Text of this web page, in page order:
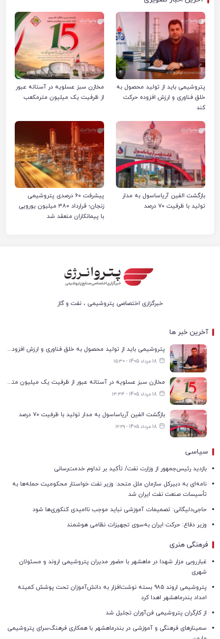
پتروشیمی باید از تولید محصول به
خلق فناوری و ارزش افزوده حرکت
کند
مخازن سبز عسلویه در آستانه عبور
از ظرفیت یک میلیون مترمکعب
بازگشت الفین آریاساسول به مدار
تولید با ظرفیت ۷۰ درصد
پیشرفت ۶۰ درصدی پتروشیمی
زنجان؛ قرارداد ۳۸۰ میلیون یورویی
با پیمانکاران منعقد شد
خبرگزاری اختصاصی پتروشیمی ، نفت و گاز
آخرین خبر ها
پتروشیمی باید از تولید محصول به خلق فناوری و ارزش افزوده حرکت کند
18 مرداد 1405 - ۱۵:۳۰
مخازن سبز عسلویه در آستانه عبور از ظرفیت یک میلیون مترمکعب
18 مرداد 1405 - ۱۳:۳۴
بازگشت الفین آریاساسول به مدار تولید با ظرفیت ۷۰ درصد
18 مرداد 1405 - ۱۲:۲۹
سیاسی
بازدید رئیس‌جمهور از وزارت نفت/ تأکید بر تداوم خدمت‌رسانی
نامه‌ای به دبیرکل سازمان ملل متحد: وزیر نفت خواستار محکومیت حمله‌ها به
تأسیسات صنعت نفت ایران شد
حاجی‌دلیگانی: تصمیمات آموزشی نباید موجب ناامیدی کنکوری‌ها شود
وزیر دفاع: حرکت ایران به‌سوی تجهیزات نظامی هوشمند
فرهنگی هنری
غبارروبی مزار شهدا در ماهشهر با حضور مدیران پتروشیمی اروند و مسئولان
شهری
پتروشیمی اروند ۹۸۵ بسته نوشت‌افزار به دانش‌آموزان تحت پوشش کمیته
امداد بندرماهشهر اهدا کرد
از کارگران پتروشیمی فن‌آوران تجلیل شد
سمینارهای فرهنگی و آموزشی در بندرماهشهر با همکاری فرهنگ‌سرای پتروشیمی